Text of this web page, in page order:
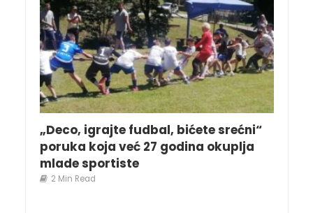
„Deco, igrajte fudbal, bićete srećni“
poruka koja već 27 godina okuplja
mlade sportiste
2 Min Read